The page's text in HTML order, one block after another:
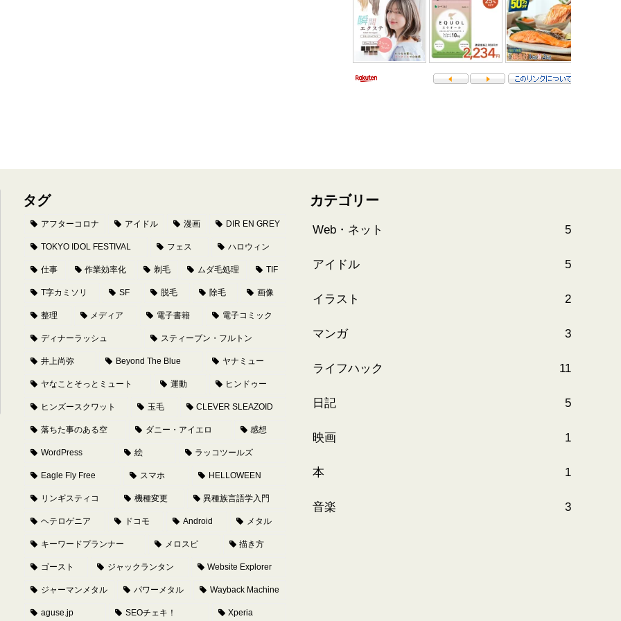
タグ
アフターコロナ アイドル 漫画 DIR EN GREY
TOKYO IDOL FESTIVAL フェス ハロウィン
仕事 作業効率化 剃毛 ムダ毛処理 TIF
T字カミソリ SF 脱毛 除毛 画像
整理 メディア 電子書籍 電子コミック
ディナーラッシュ スティーブン・フルトン
井上尚弥 Beyond The Blue ヤナミュー
ヤなことそっとミュート 運動 ヒンドゥー
ヒンズースクワット 玉毛 CLEVER SLEAZOID
落ちた事のある空 ダニー・アイエロ 感想
WordPress 絵 ラッコツールズ
Eagle Fly Free スマホ HELLOWEEN
リンギスティコ 機種変更 異種族言語学入門
ヘテロゲニア ドコモ Android メタル
キーワードプランナー メロスピ 描き方
ゴースト ジャックランタン Website Explorer
ジャーマンメタル パワーメタル Wayback Machine
aguse.jp SEOチェキ！ Xperia
カテゴリー
Web・ネット 5
アイドル 5
イラスト 2
マンガ 3
ライフハック 11
日記 5
映画 1
本 1
音楽 3